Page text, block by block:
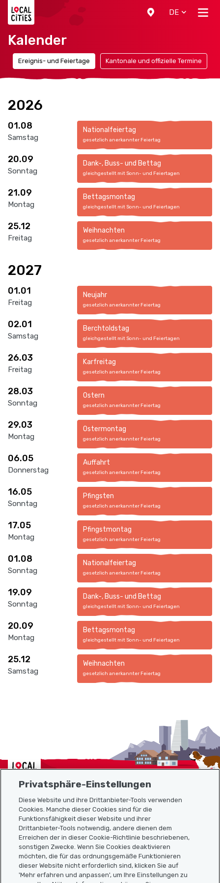
DE
Kalender
Ereignis- und Feiertage Kantonale und offizielle Termine
2026
01.08
Samstag
Nationalfeiertag
gesetzlich anerkannter Feiertag
20.09
Sonntag
Dank-, Buss- und Bettag
gleichgestellt mit Sonn- und Feiertagen
21.09
Montag
Bettagsmontag
gleichgestellt mit Sonn- und Feiertagen
25.12
Freitag
Weihnachten
gesetzlich anerkannter Feiertag
2027
01.01
Freitag
Neujahr
gesetzlich anerkannter Feiertag
02.01
Samstag
Berchtoldstag
gleichgestellt mit Sonn- und Feiertagen
26.03
Freitag
Karfreitag
gesetzlich anerkannter Feiertag
28.03
Sonntag
Ostern
gesetzlich anerkannter Feiertag
29.03
Montag
Ostermontag
gesetzlich anerkannter Feiertag
06.05
Donnerstag
Auffahrt
gesetzlich anerkannter Feiertag
16.05
Sonntag
Pfingsten
gesetzlich anerkannter Feiertag
17.05
Montag
Pfingstmontag
gesetzlich anerkannter Feiertag
01.08
Sonntag
Nationalfeiertag
gesetzlich anerkannter Feiertag
19.09
Sonntag
Dank-, Buss- und Bettag
gleichgestellt mit Sonn- und Feiertagen
20.09
Montag
Bettagsmontag
gleichgestellt mit Sonn- und Feiertagen
25.12
Samstag
Weihnachten
gesetzlich anerkannter Feiertag
Localcities
Sitemap
Nützliche Links
Localcities App herunterladen
Privatsphäre-Einstellungen
Diese Website und ihre Drittanbieter-Tools verwenden
Cookies. Manche dieser Cookies sind für die
Funktionsfähigkeit dieser Website und ihrer
Drittanbieter-Tools notwendig, andere dienen dem
Erreichen der in dieser Cookie-Richtlinie beschriebenen,
sonstigen Zwecke. Wenn Sie Cookies deaktivieren
möchten, die für das ordnungsgemäße Funktionieren
dieser Website nicht erforderlich sind, klicken Sie auf
'Mehr erfahren und anpassen', um Ihre Einstellungen zu